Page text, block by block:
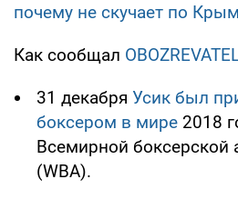
почему не скучает по
Как сообщал
31 декабря Усик был
боксером в мире 2018
Всемирной боксерской
(WBA).